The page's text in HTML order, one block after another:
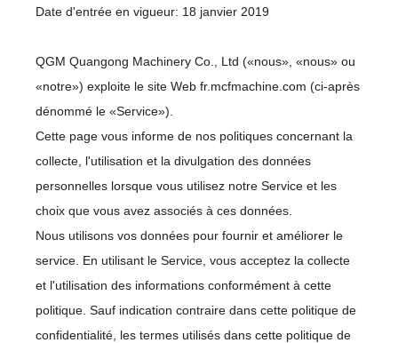
Date d'entrée en vigueur: 18 janvier 2019
QGM Quangong Machinery Co., Ltd («nous», «nous» ou
«notre») exploite le site Web fr.mcfmachine.com (ci-après
dénommé le «Service»).
Cette page vous informe de nos politiques concernant la
collecte, l'utilisation et la divulgation des données
personnelles lorsque vous utilisez notre Service et les
choix que vous avez associés à ces données.
Nous utilisons vos données pour fournir et améliorer le
service. En utilisant le Service, vous acceptez la collecte
et l'utilisation des informations conformément à cette
politique. Sauf indication contraire dans cette politique de
confidentialité, les termes utilisés dans cette politique de